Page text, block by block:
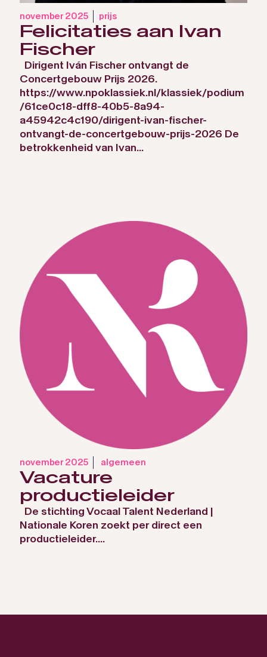
november 2025 prijs
Felicitaties aan Ivan
Fischer
Dirigent Iván Fischer ontvangt de
Concertgebouw Prijs 2026.
https://www.npoklassiek.nl/klassiek/podium
/61ce0c18-dff8-40b5-8a94-
a45942c4c190/dirigent-ivan-fischer-
ontvangt-de-concertgebouw-prijs-2026 De
betrokkenheid van Ivan...
november 2025 algemeen
Vacature
productieleider
De stichting Vocaal Talent Nederland |
Nationale Koren zoekt per direct een
productieleider....